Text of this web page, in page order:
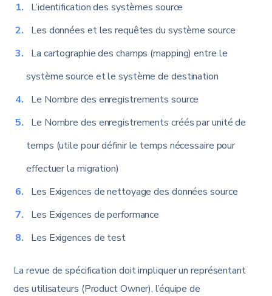
L’identification des systèmes source
Les données et les requêtes du système source
La cartographie des champs (mapping) entre le
système source et le système de destination
Le Nombre des enregistrements source
Le Nombre des enregistrements créés par unité de
temps (utile pour définir le temps nécessaire pour
effectuer la migration)
Les Exigences de nettoyage des données source
Les Exigences de performance
Les Exigences de test
La revue de spécification doit impliquer un représentant
des utilisateurs (Product Owner), l’équipe de